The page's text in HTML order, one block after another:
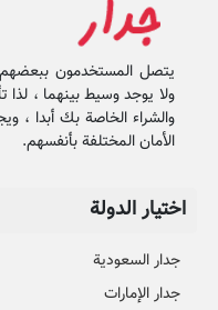
يتصل المستخدمون
ولا يوجد وسيط بينهما ،
والشراء الخاصة بك أبدا ،
الأمان المختلفة بأنفسهم.
اختيار الدولة
جدار السعودية
جدار الإمارات